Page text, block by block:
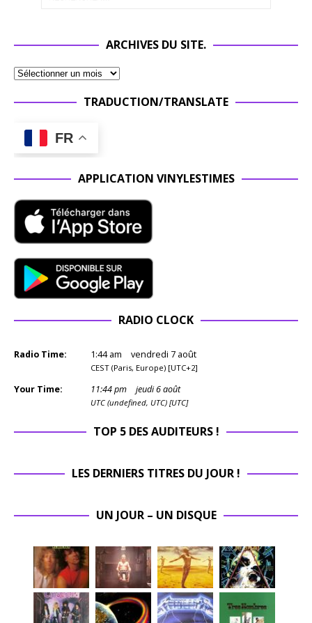
ARCHIVES DU SITE.
TRADUCTION/TRANSLATE
FR
APPLICATION VINYLESTIMES
RADIO CLOCK
Radio Time: 1:45 am vendredi 7 août
CEST (Paris, Europe) [UTC+2]
Your Time: 11:45pm jeudi 6 août
UTC (undefined, UTC) [UTC]
TOP 5 DES AUDITEURS !
LES DERNIERS TITRES DU JOUR !
UN JOUR – UN DISQUE